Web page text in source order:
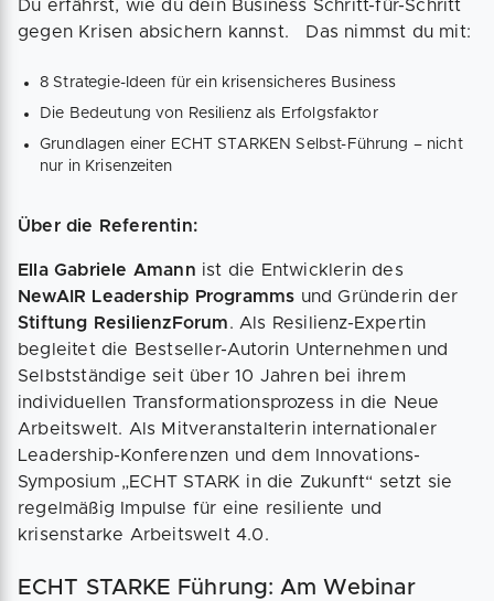
Du erfährst, wie du dein Business Schritt-für-Schritt
gegen Krisen absichern kannst. Das nimmst du mit:
8 Strategie-Ideen für ein krisensicheres Business
Die Bedeutung von Resilienz als Erfolgsfaktor
Grundlagen einer ECHT STARKEN Selbst-Führung – nicht
nur in Krisenzeiten
Über die Referentin:
Ella Gabriele Amann ist die Entwicklerin des
NewAIR Leadership Programms und Gründerin der
Stiftung ResilienzForum. Als Resilienz-Expertin
begleitet die Bestseller-Autorin Unternehmen und
Selbstständige seit über 10 Jahren bei ihrem
individuellen Transformationsprozess in die Neue
Arbeitswelt. Als Mitveranstalterin internationaler
Leadership-Konferenzen und dem Innovations-
Symposium „ECHT STARK in die Zukunft“ setzt sie
regelmäßig Impulse für eine resiliente und
krisenstarke Arbeitswelt 4.0.
ECHT STARKE Führung: Am Webinar